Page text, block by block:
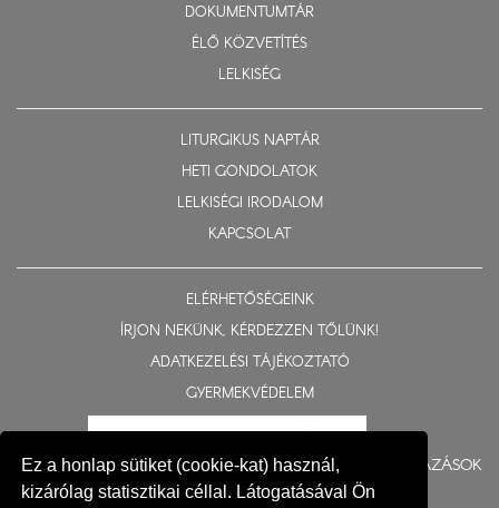
Ez a honlap sütiket (cookie-kat) használ,
kizárólag statisztikai céllal. Látogatásával Ön
DOKUMENTUMTÁR
ÉLŐ KÖZVETÍTÉS
LELKISÉG
LITURGIKUS NAPTÁR
HETI GONDOLATOK
LELKISÉGI IRODALOM
KAPCSOLAT
ELÉRHETŐSÉGEINK
ÍRJON NEKÜNK, KÉRDEZZEN TŐLÜNK!
ADATKEZELÉSI TÁJÉKOZTATÓ
GYERMEKVÉDELEM
BERUHÁZÁSOK